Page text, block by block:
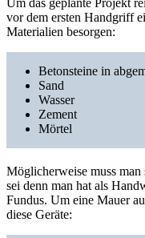
vor dem ersten Handgriff
Materialien besorgen:
Betonsteine in
Sand
Wasser
Zement
Mörtel
Möglicherweise muss man
sei denn man hat als
Fundus. Um eine Mauer
diese Geräte: